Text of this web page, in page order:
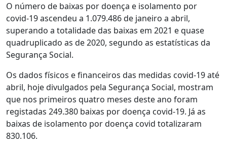
O número de baixas por doença e isolamento por
covid-19 ascendeu a 1.079.486 de janeiro a abril,
superando a totalidade das baixas em 2021 e quase
quadruplicado as de 2020, segundo as estatísticas da
Segurança Social.
Os dados físicos e financeiros das medidas covid-19 até
abril, hoje divulgados pela Segurança Social, mostram
que nos primeiros quatro meses deste ano foram
registadas 249.380 baixas por doença covid-19. Já as
baixas de isolamento por doença covid totalizaram
830.106.